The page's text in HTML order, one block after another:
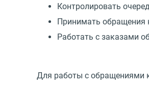
Контролировать
Принимать обращения
Работать с заказами
Для работы с обращениями